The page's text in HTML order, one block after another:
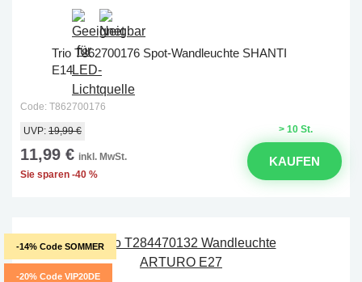
Trio T862700176 Spot-Wandleuchte SHANTI
E14
Code: T862700176
> 10 St.
UVP: 19,99 €
11,99 € inkl. MwSt.
Sie sparen -40 %
KAUFEN
-14% Code SOMMER
-20% Code VIP20DE